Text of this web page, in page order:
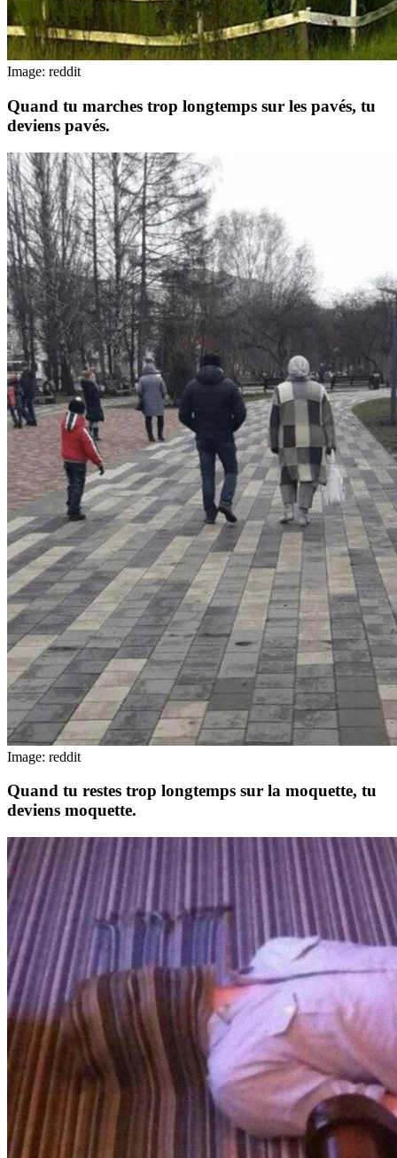
Image: reddit
Quand tu marches trop longtemps sur les pavés, tu
deviens pavés.
Image: reddit
Quand tu restes trop longtemps sur la moquette, tu
deviens moquette.